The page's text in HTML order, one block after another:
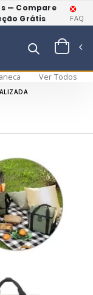
— Compare
Grátis
FAQ
Ver Todos